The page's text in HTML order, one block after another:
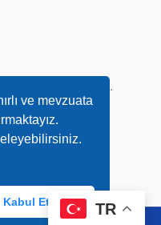
ve mevzuata
Kabul Et
Cad, Hidayet Sk.
TR